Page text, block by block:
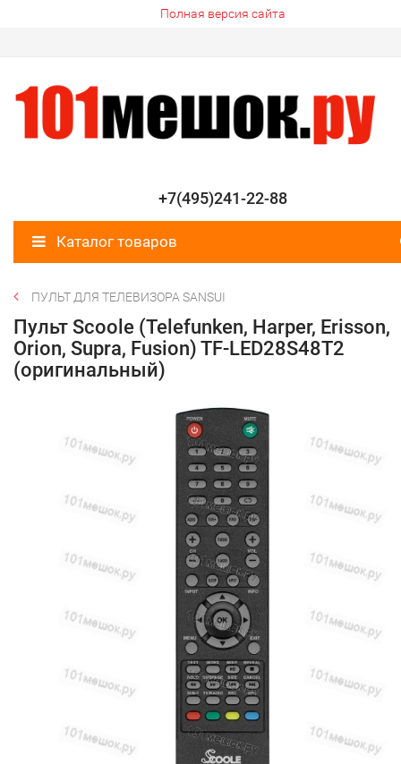
Полная версия сайта
+7(495)241-22-88
Каталог товаров
ПУЛЬТ ДЛЯ ТЕЛЕВИЗОРА SANSUI
Пульт Scoole (Telefunken, Harper, Erisson,
Orion, Supra, Fusion) TF-LED28S48T2
(оригинальный)